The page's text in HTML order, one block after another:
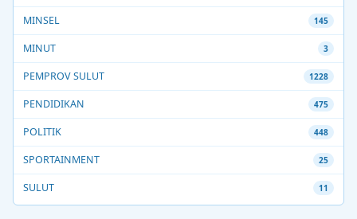
MINSEL 145
MINUT 3
PEMPROV SULUT 1228
PENDIDIKAN 475
POLITIK 448
SPORTAINMENT 25
SULUT 11